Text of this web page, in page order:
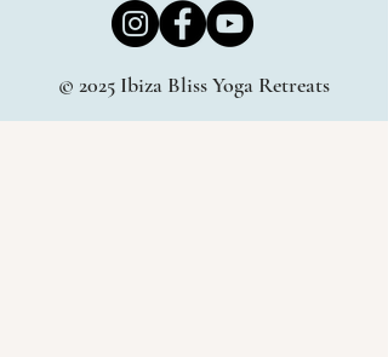
© 2025 Ibiza Bliss Yoga Retreats